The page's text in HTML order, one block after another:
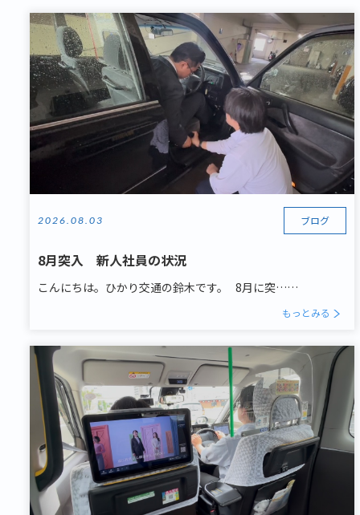
2026.08.03 ブログ
8月突入 新人社員の状況
こんにちは。ひかり交通の鈴木です。 8月に突……
もっとみる